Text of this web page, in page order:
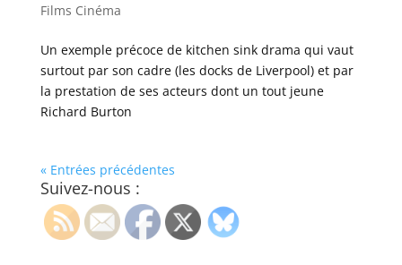
Films Cinéma
Un exemple précoce de kitchen sink drama qui vaut
surtout par son cadre (les docks de Liverpool) et par
la prestation de ses acteurs dont un tout jeune
Richard Burton
« Entrées précédentes
Suivez-nous :